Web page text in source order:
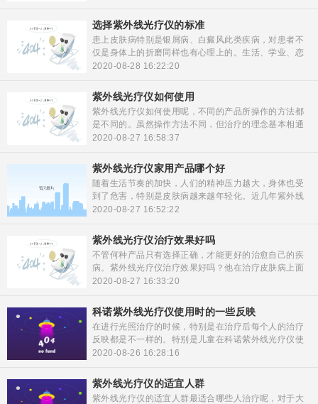
在12-24小时内出现，才适为良好现象。那么若在紫外线
光疗仪产生不良反应如何处理，重点介绍一些反映后的
治疗方法，供大家参考。
选择紫外线光疗仪的标准
患上皮肤病特别是银屑病、白癜风此类疾病，对患者不
仅是身体上的折磨同样也有心理上的。生活、学业、恋
爱、婚姻都受影响，甚至是一生的心理疾病。近些年来
治疗见效快、疗程短得到了患者的追捧。那么选择紫外
线光疗仪的标准，都有哪些呢。一起来科普一下。
2020-08-28 16:22:20
紫外线光疗仪如何使用
紫外线光疗仪如何使用呢，不同的产品所操作的方法都
是不同的。虽然操作方法不同，但治疗的理念基本相通
的。治疗方法与治疗的注意事项都是不同的。而且还根
楚，以免对自己造成伤害。
2020-08-27 16:58:37
紫外线光疗仪家用产品哪个好
随着生活节奏的加快，人们的精神压力越大，身体也受
到了危害，特别是皮肤病越来越年轻化。近几年紫外线
光疗仪走进家庭中，因其产品携带方便，使用简单深受
哪个好呢？针对不同的机型，我们来了解一下每个产品
的特点。
2020-08-27 16:52:22
紫外线光疗仪治疗效果好吗
不管何种产品只有选择正确，才能更好的治愈自己的疾
病。紫外线光疗仪治疗效果好吗？他在治疗皮肤病上面
有着什么样的效果。多数患者在初次治疗的时候并不太
治疗的疾病，所产生的效果都不一样的，一起来了解一
下部分介绍。
2020-08-27 16:33:20
科诺紫外线光疗仪使用时的一些反映
在进行光照治疗的时候，特别是在治疗后每个人的治疗
反映都是不一样的。特别是儿童在科诺紫外线光疗仪使
用时的一些反映，相对强烈一些。对于一些治疗后的反
下。
2020-08-26 16:28:16
紫外线光疗仪的适宜人群
紫外线光疗仪的适宜人群最适合哪些人治疗呢，对于大